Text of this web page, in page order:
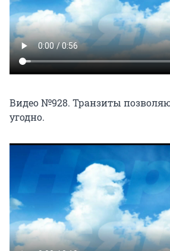
Видео №928. Транзиты
угодно.